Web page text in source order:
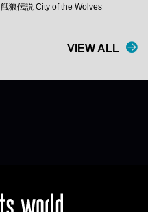
餓狼伝説 City of the Wolves
VIEW ALL